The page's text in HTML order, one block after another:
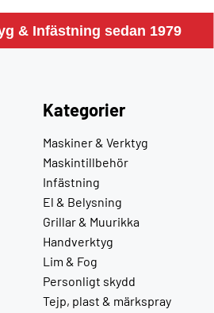
& Infästning sedan 1979
Kategorier
Maskiner & Verktyg
Maskintillbehör
Infästning
El & Belysning
Grillar & Muurikka
Handverktyg
Lim & Fog
Personligt skydd
Tejp, plast & märkspray